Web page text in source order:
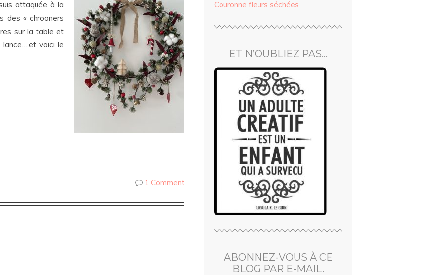
attaquée à la
des « chrooners
sur la table et
voici le
1 Comment
Couronne fleurs séchées
ET N’OUBLIEZ PAS…
ABONNEZ-VOUS À CE
BLOG PAR E-MAIL.